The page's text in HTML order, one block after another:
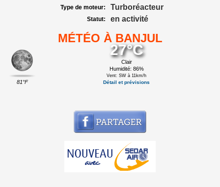
Type de moteur: Turboréacteur
Statut: en activité
MÉTÉO À BANJUL
81°F
27°C
Clair
Humidité: 86%
Vent: SW à 11km/h
Détail et prévisions